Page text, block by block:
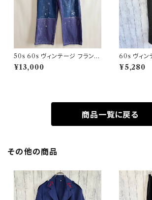
50s 60s ヴィンテージ フランス
軍 ワークパンツ ペンキ パッチワ
ーク
¥13,000
60s ヴィン
ウールパン
スラックス
¥5,280
商品一覧に戻る
その他の商品